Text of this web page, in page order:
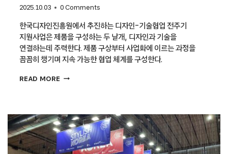
2025.10.03 0 Comments
한국디자인진흥원에서 추진하는 디자인-기술협업 전주기
지원사업은 제품을 구성하는 두 날개, 디자인과 기술을
연결하는데 주력한다. 제품 구상부터 사업화에 이르는 과정을
꼼꼼히 챙기며 지속 가능한 협업 체계를 구성한다.
READ MORE 디자인과
기술협업
전주기
지원사업